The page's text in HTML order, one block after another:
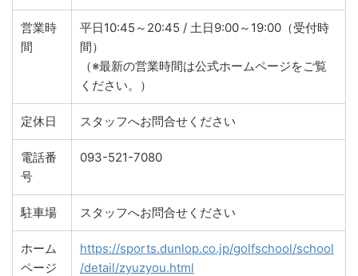
営業時
間
平日10:45～20:45 / 土日9:00～19:00（受付時
間）
（※最新の営業時間は公式ホームページをご覧
ください。）
定休日 スタッフへお問合せください
電話番
号
093-521-7080
駐車場 スタッフへお問合せください
ホーム
ページ
https://sports.dunlop.co.jp/golfschool/school
/detail/zyuzyou.html